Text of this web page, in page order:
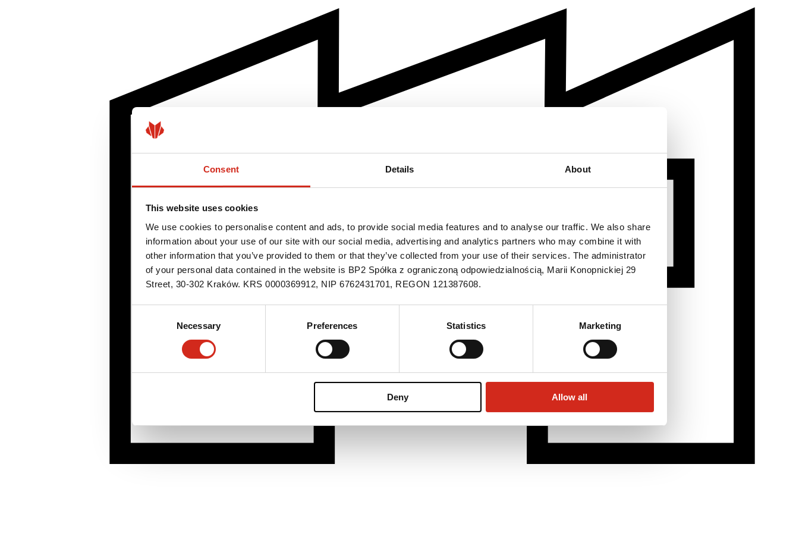
Consent Details About
This website uses cookies
We use cookies to personalise content and ads, to provide social media features and to analyse our traffic. We also share
information about your use of our site with our social media, advertising and analytics partners who may combine it with
other information that you’ve provided to them or that they’ve collected from your use of their services. The administrator
of your personal data contained in the website is BP2 Spółka z ograniczoną odpowiedzialnością, Marii Konopnickiej 29
Street, 30-302 Kraków. KRS 0000369912, NIP 6762431701, REGON 121387608.
Necessary Preferences Statistics Marketing
Deny Allow all